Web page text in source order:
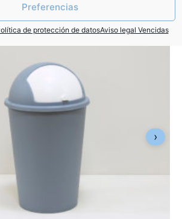
Preferencias
de protección de datosAviso legal Vencidas
COMPRAR
VERDE Ø39X70CM
›